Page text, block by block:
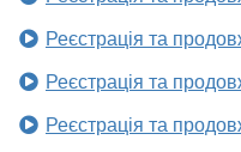
Реєстрація та
Реєстрація та
Реєстрація та